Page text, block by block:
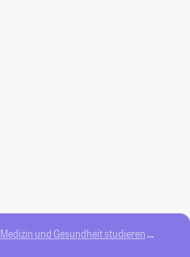
Medizin und Gesundheit studieren